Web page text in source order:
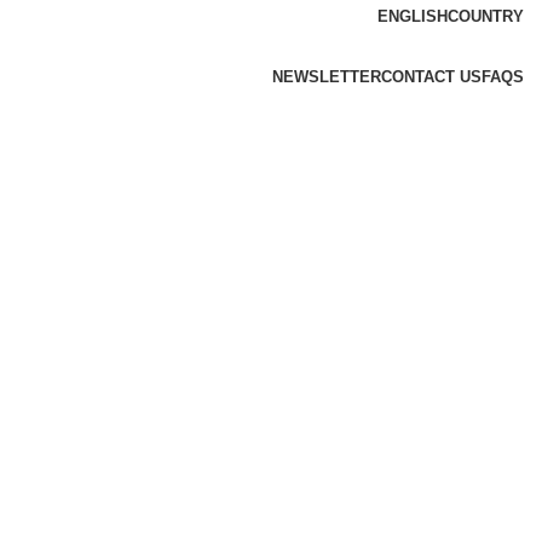
ENGLISHCOUNTRY
NEWSLETTERCONTACT US FAQS